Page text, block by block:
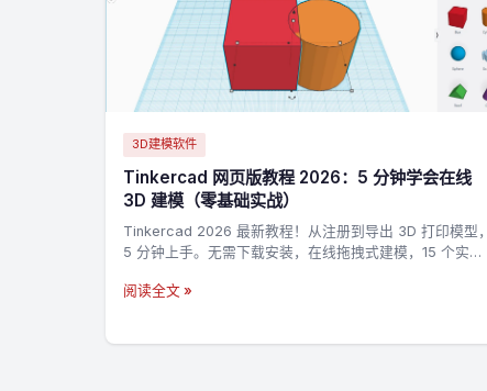
3D建模软件
Tinkercad 网页版教程 2026：5 分钟学会在线
3D 建模（零基础实战）
Tinkercad 2026 最新教程！从注册到导出 3D 打印模型，
5 分钟上手。无需下载安装，在线拖拽式建模，15 个实战
型。
阅读全文 »